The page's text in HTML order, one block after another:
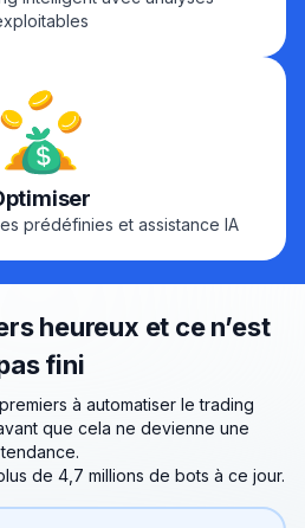
prédéfinies et assistance IA
heureux et ce n’est
fini
à automatiser le trading
que cela ne devienne une
tendance.
de 4,7 millions de bots à ce jour.